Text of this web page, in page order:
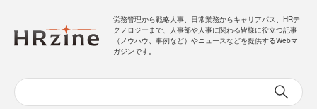
労務管理から戦略人事、日常業務からキャリアパス、HRテ
クノロジーまで、人事部や人事に関わる皆様に役立つ記事
（ノウハウ、事例など）やニュースなどを提供するWebマ
ガジンです。